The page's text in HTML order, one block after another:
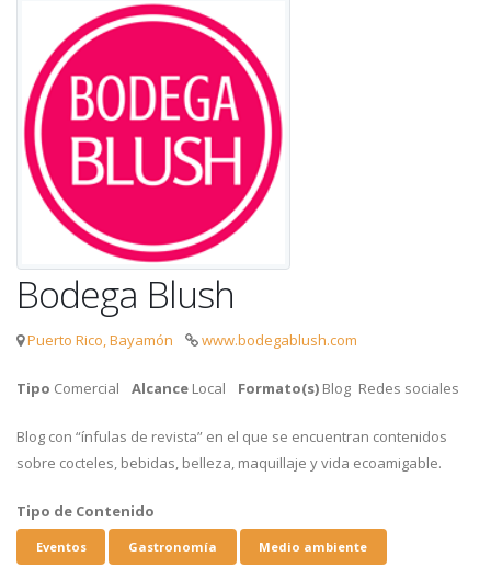
Bodega Blush
Puerto Rico, Bayamón www.bodegablush.com
Tipo Comercial Alcance Local Formato(s) Blog Redes sociales
Blog con “ínfulas de revista” en el que se encuentran contenidos
sobre cocteles, bebidas, belleza, maquillaje y vida ecoamigable.
Tipo de Contenido
Eventos Gastronomía Medio ambiente